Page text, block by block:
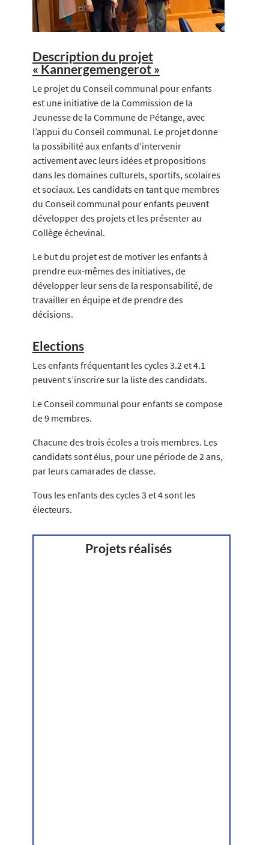
Description du projet
« Kannergemengerot »
Le projet du Conseil communal pour enfants
est une initiative de la Commission de la
Jeunesse de la Commune de Pétange, avec
l’appui du Conseil communal. Le projet donne
la possibilité aux enfants d’intervenir
activement avec leurs idées et propositions
dans les domaines culturels, sportifs, scolaires
et sociaux. Les candidats en tant que membres
du Conseil communal pour enfants peuvent
développer des projets et les présenter au
Collège échevinal.
Le but du projet est de motiver les enfants à
prendre eux-mêmes des initiatives, de
développer leur sens de la responsabilité, de
travailler en équipe et de prendre des
décisions.
Elections
Les enfants fréquentant les cycles 3.2 et 4.1
peuvent s’inscrire sur la liste des candidats.
Le Conseil communal pour enfants se compose
de 9 membres.
Chacune des trois écoles a trois membres. Les
candidats sont élus, pour une période de 2 ans,
par leurs camarades de classe.
Tous les enfants des cycles 3 et 4 sont les
électeurs.
Projets réalisés